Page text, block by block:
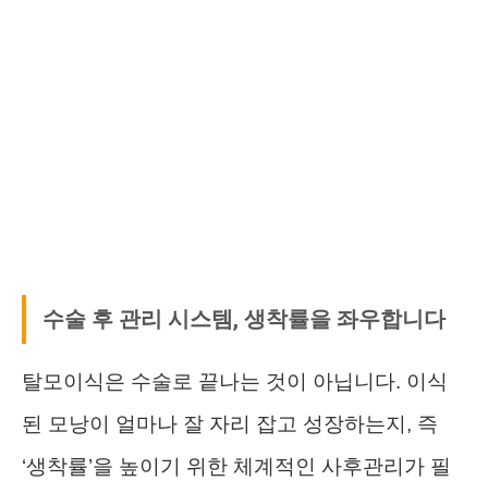
수술 후 관리 시스템, 생착률을 좌우합니다
탈모이식은 수술로 끝나는 것이 아닙니다. 이식
된 모낭이 얼마나 잘 자리 잡고 성장하는지, 즉
‘생착률’을 높이기 위한 체계적인 사후관리가 필